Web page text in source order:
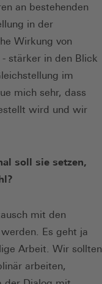
an bestehenden
in der
Wirkung von
stärker in den Blick
im
mich sehr, dass
wird und wir
soll sie setzen,
mit den
Es geht ja
Arbeit. Wir sollten
arbeiten,